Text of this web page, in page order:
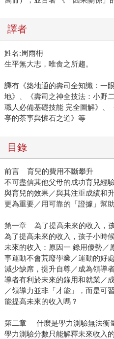
譯者
姓名:周雨枏
生平無大志，唯食之所趨。
譯有《築地通的壽司全知識：一
地》、《壽司之神全技法：小野
職人必備基礎技能 完全圖解》、
亭的茶事與懷石之道》等
目錄
前言 育兒的費用不斷攀升
不可盡信其他父母的成功育兒經
與育兒的效果／與其注重成績和
更為重要／用可靠的「證據」幫
第一章 為了提高未來的收入，
為了提高未來的收入，孩子小時
未來的收入：原因一 錄用優勢／
事運動不會荒廢學業／運動的好
減少缺席，提升自尊／成為領導
導者有利於未來的錄用和就業／
／領導力並非「才能」，而是可
能提高未來的收入嗎？
第二章 什麼是學力測驗無法衡
學力測驗分數只能解釋未來收入